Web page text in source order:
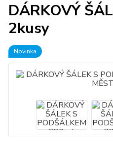
DÁRKOVÝ
2kusy
Novinka